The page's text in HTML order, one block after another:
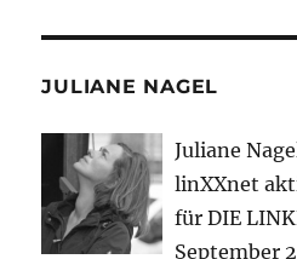
JULIANE NAGEL
Juliane
linXXnet
für DIE
September